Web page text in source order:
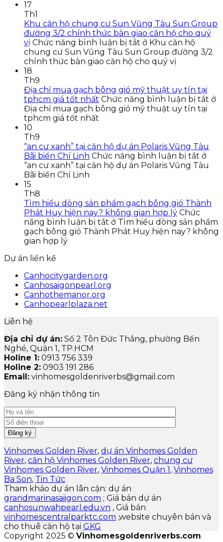
17
Th1
Khu căn hộ chung cư Sun Vũng Tàu Sun Group
đường 3/2 chính thức bàn giao căn hộ cho quý
vị Chức năng bình luận bị tắt ở Khu căn hộ
chung cư Sun Vũng Tàu Sun Group đường 3/2
chính thức bàn giao căn hộ cho quý vị
18
Th9
Địa chỉ mua gạch bông gió mỹ thuật uy tín tại
tphcm giá tốt nhất Chức năng bình luận bị tắt ở
Địa chỉ mua gạch bông gió mỹ thuật uy tín tại
tphcm giá tốt nhất
10
Th9
“an cư xanh” tại căn hộ dự án Polaris Vũng Tàu
Bãi biển Chí Linh Chức năng bình luận bị tắt ở
“an cư xanh” tại căn hộ dự án Polaris Vũng Tàu
Bãi biển Chí Linh
15
Th8
Tìm hiểu dòng sản phẩm gạch bông gió Thành
Phát Huy hiện nay? không gian hợp lý Chức
năng bình luận bị tắt ở Tìm hiểu dòng sản phẩm
gạch bông gió Thành Phát Huy hiện nay? không
gian hợp lý
Dự án liền kề
Canhocitygarden.org
Canhosaigonpearl.org
Canhothemanor.org
Canhopearlplaza.net
Liên hệ
Địa chỉ dự án: Số 2 Tôn Đức Thắng, phường Bến
Nghé, Quận 1, TP.HCM
Holine 1: 0913 756 339
Holine 2: 0903 191 286
Email: vinhomesgoldenriverbs@gmail.com
Đăng ký nhận thông tin
Vinhomes Golden River, dự án Vinhomes Golden
River, căn hộ Vinhomes Golden River, chung cư
Vinhomes Golden River, Vinhomes Quận 1 , Vinhomes
Ba Son, Tin Tức
Tham khảo dự án lân cận: dự án
grandmarinasaiigon.com ; Giá bán dự án
canhosunwahpearl.edu.vn , Giá bán
vinhomescentralparktc.com ,website chuyên bán và
cho thuê căn hộ tại GKG
Copyright 2025 © Vinhomesgoldenriverbs.com